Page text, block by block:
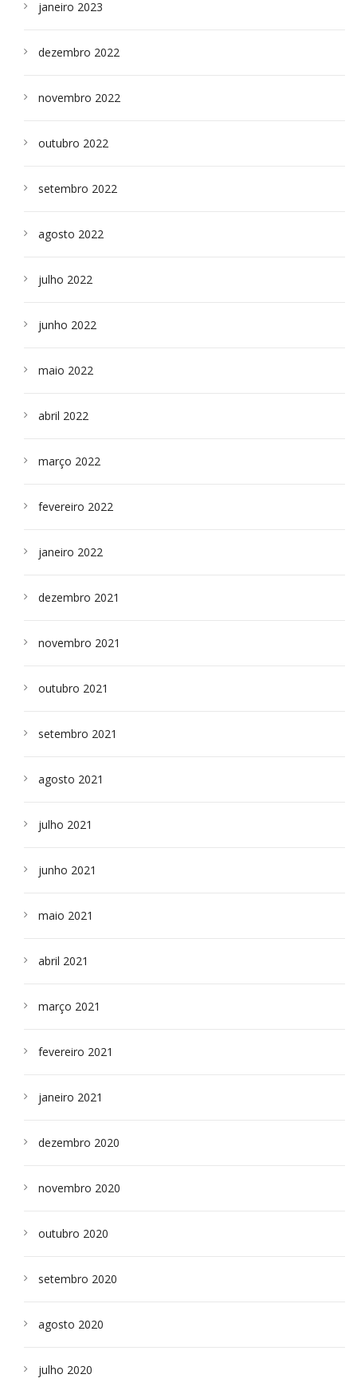
janeiro 2023
dezembro 2022
novembro 2022
outubro 2022
setembro 2022
agosto 2022
julho 2022
junho 2022
maio 2022
abril 2022
março 2022
fevereiro 2022
janeiro 2022
dezembro 2021
novembro 2021
outubro 2021
setembro 2021
agosto 2021
julho 2021
junho 2021
maio 2021
abril 2021
março 2021
fevereiro 2021
janeiro 2021
dezembro 2020
novembro 2020
outubro 2020
setembro 2020
agosto 2020
julho 2020